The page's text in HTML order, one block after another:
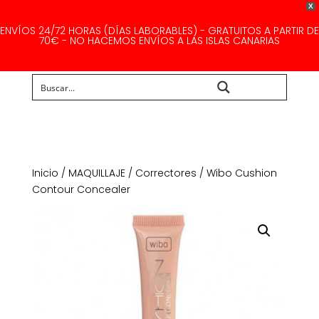
X
ENVÍOS 24/72 HORAS (DÍAS LABORABLES) - GRATUITOS A PARTIR DE
70€ - NO HACEMOS ENVÍOS A LAS ISLAS CANARIAS
Inicio / MAQUILLAJE/ Correctores / Wibo Cushion
Contour Concealer